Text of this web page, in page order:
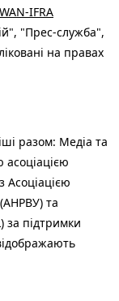
WAN-IFRA
"Прес-служба",
на правах
разом: Медіа та
асоціацією
Асоціацією
та
за підтримки